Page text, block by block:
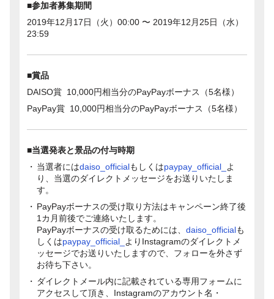
■参加者募集期間
2019年12月17日（火）00:00 〜 2019年12月25日（水）
23:59
■賞品
DAISO賞 10,000円相当分のPayPayボーナス（5名様）
PayPay賞 10,000円相当分のPayPayボーナス（5名様）
■当選発表と景品の付与時期
当選者にはdaiso_officialもしくはpaypay_official_ よ
り、当選のダイレクトメッセージをお送りいたしま
す。
PayPayボーナスの受け取り方法はキャンペーン終了後
1カ月前後でご連絡いたします。
PayPayボーナスの受け取るためには、 daiso_officialも
しくはpaypay_official_ よりInstagramのダイレクトメ
ッセージでお送りいたしますので、フォローを外さず
お待ち下さい。
ダイレクトメール内に記載されている専用フォームに
アクセスして頂き、Instagramのアカウント名・